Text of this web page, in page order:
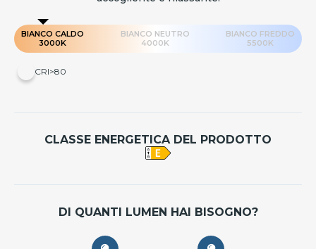
BIANCO CALDO
3000K
BIANCO NEUTRO
4000K
BIANCO FREDDO
5500K
CRI>80
CLASSE ENERGETICA DEL PRODOTTO
DI QUANTI LUMEN HAI BISOGNO?